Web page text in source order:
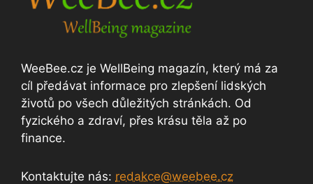
WeeBee.cz je WellBeing magazín, který má za
cíl předávat informace pro zlepšení lidských
životů po všech důležitých stránkách. Od
fyzického a zdraví, přes krásu těla až po
finance.
Kontaktujte nás: redakce@weebee.cz